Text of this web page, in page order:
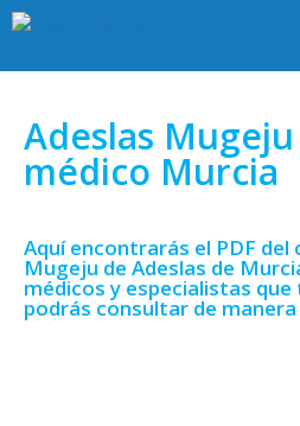
Adeslas
médico Murcia
Aquí encontrarás el PDF del
Mugeju de Adeslas de
médicos y especialistas
podrás consultar de